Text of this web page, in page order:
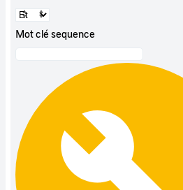
Mot clé sequence